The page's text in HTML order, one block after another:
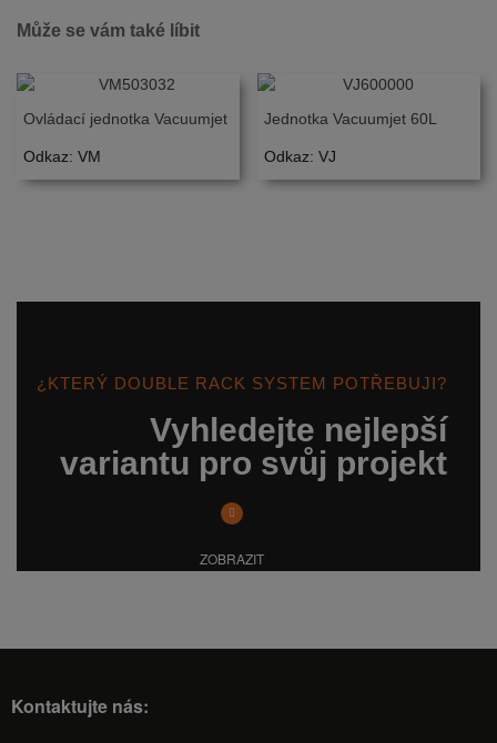
Může se vám také líbit
Ovládací jednotka Vacuumjet
Odkaz: VM
Jednotka Vacuumjet 60L
Odkaz: VJ
¿KTERÝ DOUBLE RACK SYSTEM POTŘEBUJI?
Vyhledejte nejlepší
variantu pro svůj projekt
ZOBRAZIT
Kontaktujte nás: